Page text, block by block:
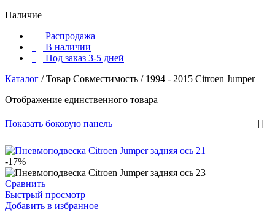
Наличие
Распродажа
В наличии
Под заказ 3-5 дней
Каталог / Товар Совместимость / 1994 - 2015 Citroen Jumper
Отображение единственного товара
Показать боковую панель
-17%
Сравнить
Быстрый просмотр
Добавить в избранное